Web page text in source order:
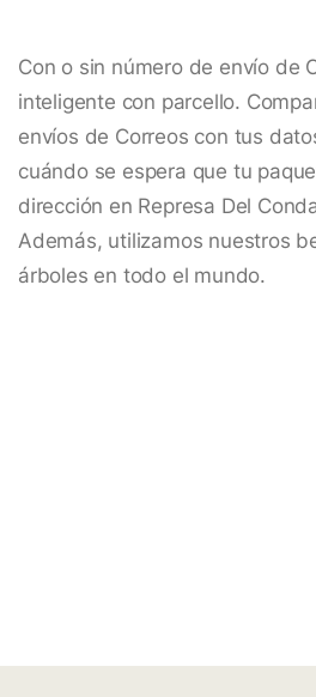
Con o sin número de envío de
inteligente con parcello.
envíos de Correos con tus
cuándo se espera que tu
dirección en Represa Del
Además, utilizamos nuestros
árboles en todo el mundo.